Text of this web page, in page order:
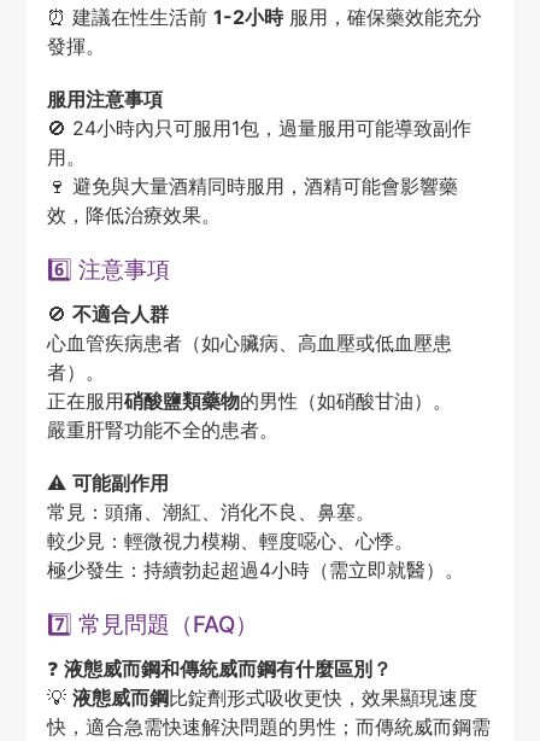
⏰ 建議在性生活前 1-2小時服用，確保藥效能充分
發揮。
服用注意事項
🚫 24小時內只可服用1包，過量服用可能導致副作
用。
🍷 避免與大量酒精同時服用，酒精可能會影響藥
效，降低治療效果。
6️⃣ 注意事項
🚫 不適合人群
心血管疾病患者（如心臟病、高血壓或低血壓患
者）。
正在服用硝酸鹽類藥物的男性（如硝酸甘油）。
嚴重肝腎功能不全的患者。
⚠️ 可能副作用
常見：頭痛、潮紅、消化不良、鼻塞。
較少見：輕微視力模糊、輕度噁心、心悸。
極少發生：持續勃起超過4小時（需立即就醫）。
7️⃣ 常見問題（FAQ）
❓ 液態威而鋼和傳統威而鋼有什麼區別？
💡 液態威而鋼比錠劑形式吸收更快，效果顯現速度
快，適合急需快速解決問題的男性；而傳統威而鋼需